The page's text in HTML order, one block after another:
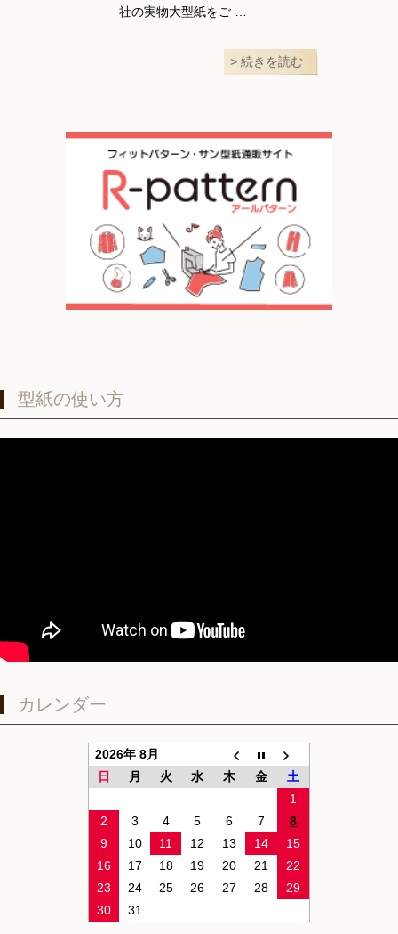
社の実物大型紙をご …
続きを読む
型紙の使い方
カレンダー
2026年 8月
日
月 火 水 木 金
土
1
2
3 4 5 6 7
8
9
10 11 12 13 14
15
16
17 18 19 20 21
22
23
24 25 26 27 28
29
30
31